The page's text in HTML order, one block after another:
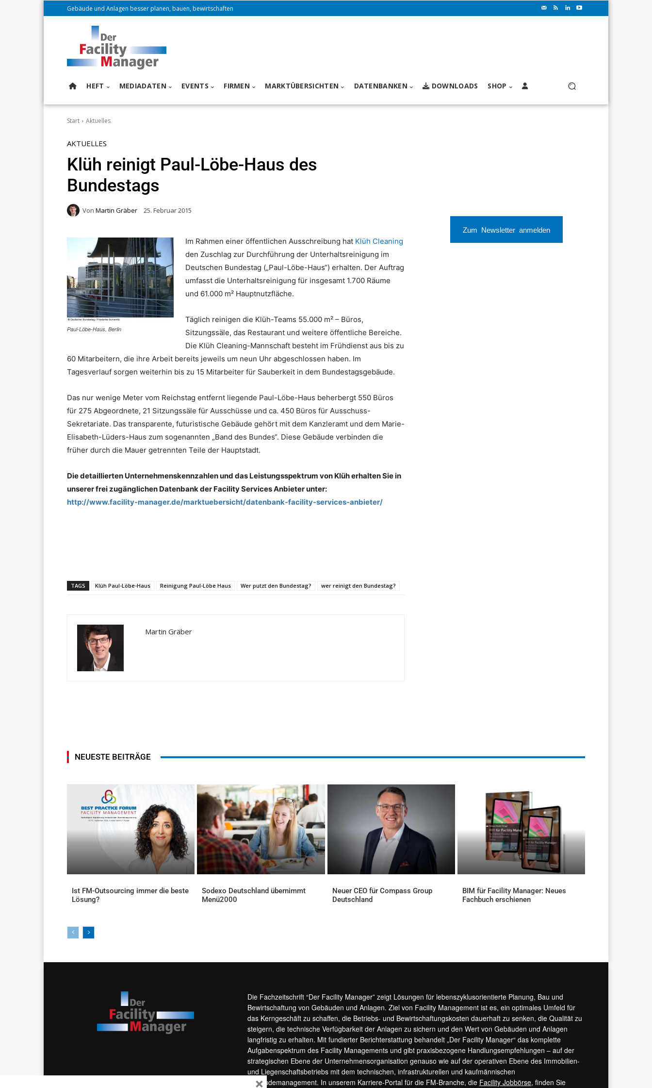
Gebäude und Anlagen besser planen, bauen, bewirtschaften
HEFT MEDIADATEN EVENTS FIRMEN MARKTÜBERSICHTEN DATENBANKEN DOWNLOADS SHOP
Start Aktuelles
AKTUELLES
Klüh reinigt Paul-Löbe-Haus des
Bundestags
Von Martin Gräber 25. Februar 2015
Paul-Löbe-Haus, Berlin
Im Rahmen einer öffentlichen Ausschreibung hat Klüh Cleaning
den Zuschlag zur Durchführung der Unterhaltsreinigung im
Deutschen Bundestag („Paul-Löbe-Haus“) erhalten. Der Auftrag
umfasst die Unterhaltsreinigung für insgesamt 1.700 Räume
und 61.000 m² Hauptnutzfläche.
Täglich reinigen die Klüh-Teams 55.000 m² – Büros,
Sitzungssäle, das Restaurant und weitere öffentliche Bereiche.
Die Klüh Cleaning-Mannschaft besteht im Frühdienst aus bis zu
60 Mitarbeitern, die ihre Arbeit bereits jeweils um neun Uhr abgeschlossen haben. Im
Tagesverlauf sorgen weiterhin bis zu 15 Mitarbeiter für Sauberkeit in dem Bundestagsgebäude.
Das nur wenige Meter vom Reichstag entfernt liegende Paul-Löbe-Haus beherbergt 550 Büros
für 275 Abgeordnete, 21 Sitzungssäle für Ausschüsse und ca. 450 Büros für Ausschuss-
Sekretariate. Das transparente, futuristische Gebäude gehört mit dem Kanzleramt und dem Marie-
Elisabeth-Lüders-Haus zum sogenannten „Band des Bundes“. Diese Gebäude verbinden die
früher durch die Mauer getrennten Teile der Hauptstadt.
Die detaillierten Unternehmenskennzahlen und das Leistungsspektrum von Klüh erhalten Sie in
unserer frei zugänglichen Datenbank der Facility Services Anbieter unter:
http://www.facility-manager.de/marktuebersicht/datenbank-facility-services-anbieter/
TAGS Klüh Paul-Löbe-Haus Reinigung Paul-Löbe Haus Wer putzt den Bundestag? wer reinigt den Bundestag?
Martin Gräber
Zum Newsletter anmelden
NEUESTE BEITRÄGE
Ist FM-Outsourcing immer die beste
Lösung?
Sodexo Deutschland übernimmt
Menü2000
Neuer CEO für Compass Group
Deutschland
BIM für Facility Manager: Neues
Fachbuch erschienen
Die Fachzeitschrift “Der Facility Manager” zeigt Lösungen für lebenszyklusorientierte Planung, Bau und
Bewirtschaftung von Gebäuden und Anlagen. Ziel von Facility Management ist es, ein optimales Umfeld für
das Kerngeschäft zu schaffen, die Betriebs- und Bewirtschaftungskosten dauerhaft zu senken, die Qualität zu
steigern, die technische Verfügbarkeit der Anlagen zu sichern und den Wert von Gebäuden und Anlagen
langfristig zu erhalten. Mit fundierter Berichterstattung behandelt „Der Facility Manager“ das komplette
Aufgabenspektrum des Facility Managements und gibt praxisbezogene Handlungsempfehlungen – auf der
strategischen Ebene der Unternehmensorganisation genauso wie auf der operativen Ebene des Immobilien-
und Liegenschaftsbetriebs mit dem technischen, infrastrukturellen und kaufmännischen
Gebäudemanagement. In unserem Karriere-Portal für die FM-Branche, die Facility Jobbörse, finden Sie
×